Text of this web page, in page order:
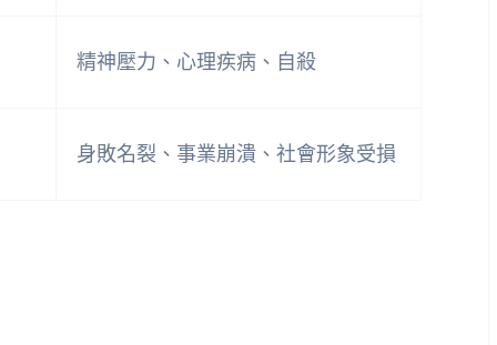
精神壓力、心理疾病、自殺
身敗名裂、事業崩潰、社會形象受損